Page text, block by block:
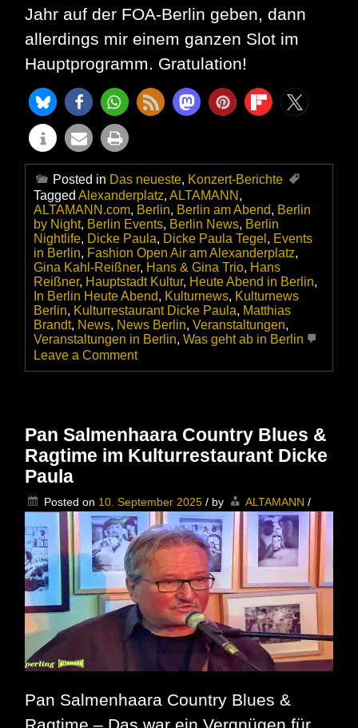
Jahr auf der FOA-Berlin geben, dann
allerdings mir einem ganzen Slot im
Hauptprogramm. Gratulation!
Posted in Das neueste, Konzert-Berichte
Tagged Alexanderplatz, ALTAMANN ,
ALTAMANN.com, Berlin, Berlin am Abend, Berlin
by Night, Berlin Events, Berlin News, Berlin
Nightlife, Dicke Paula, Dicke Paula Tegel , Events
in Berlin, Fashion Open Air am Alexanderplatz,
Gina Kahl-Reißner, Hans & Gina Trio, Hans
Reißner, Hauptstadt Kultur, Heute Abend in Berlin,
In Berlin Heute Abend, Kulturnews, Kulturnews
Berlin, Kulturrestaurant Dicke Paula, Matthias
Brandt, News, News Berlin, Veranstaltungen,
Veranstaltungen in Berlin, Was geht ab in Berlin
Leave a Commenton
Sogar
Auftritt
der
auf
dem
Alexanderplatz
Pan Salmenhaara Country Blues &
Ragtime im Kulturrestaurant Dicke
Paula
Posted on 10. September 2025 / by ALTAMANN /
Pan Salmenhaara Country Blues &